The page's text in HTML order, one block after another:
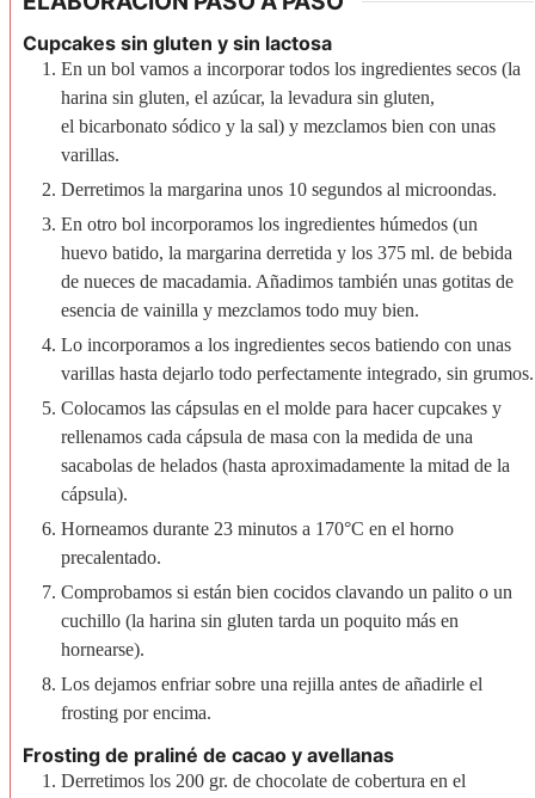
Cupcakes sin gluten y sin lactosa
En un bol vamos a incorporar todos los ingredientes secos (la
harina sin gluten, el azúcar, la levadura sin gluten,
el bicarbonato sódico y la sal) y mezclamos bien con unas
varillas.
Derretimos la margarina unos 10 segundos al microondas.
En otro bol incorporamos los ingredientes húmedos (un
huevo batido, la margarina derretida y los 375 ml. de bebida
de nueces de macadamia. Añadimos también unas gotitas de
esencia de vainilla y mezclamos todo muy bien.
Lo incorporamos a los ingredientes secos batiendo con unas
varillas hasta dejarlo todo perfectamente integrado, sin grumos.
Colocamos las cápsulas en el molde para hacer cupcakes y
rellenamos cada cápsula de masa con la medida de una
sacabolas de helados (hasta aproximadamente la mitad de la
cápsula).
Horneamos durante 23 minutos a 170°C en el horno
precalentado.
Comprobamos si están bien cocidos clavando un palito o un
cuchillo (la harina sin gluten tarda un poquito más en
hornearse).
Los dejamos enfriar sobre una rejilla antes de añadirle el
frosting por encima.
Frosting de praliné de cacao y avellanas
Derretimos los 200 gr. de chocolate de cobertura en el